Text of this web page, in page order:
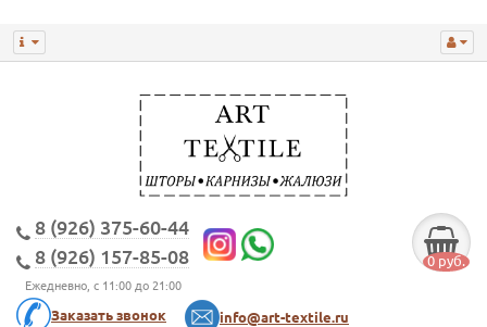
8 (926) 375-60-44
8 (926) 157-85-08
Ежедневно, с 11:00 до 21:00
Заказать звонок info@art-textile.ru
0 руб.